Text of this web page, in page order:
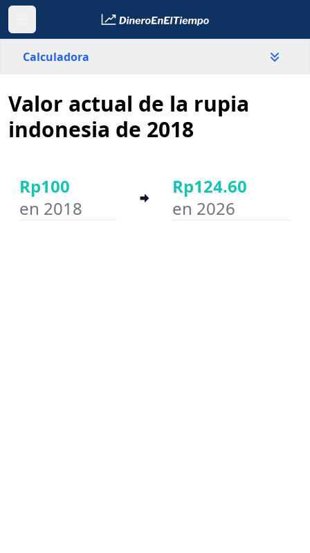
Calculadora
Indonesia
País
Año inicial
Valor actual de la rupia
indonesia de 2018
Rp100
en 2018
Rp124.60
en 2026